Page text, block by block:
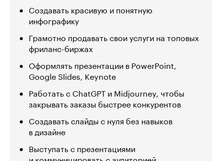
Создавать красивую и понятную
инфографику
Грамотно продавать свои услуги на топовых
фриланс-биржах
Оформлять презентации в PowerPoint,
Google Slides, Keynote
Работать с ChatGPT и Midjourney, чтобы
закрывать заказы быстрее конкурентов
Создавать слайды с нуля без навыков
в дизайне
Выступать с презентациями